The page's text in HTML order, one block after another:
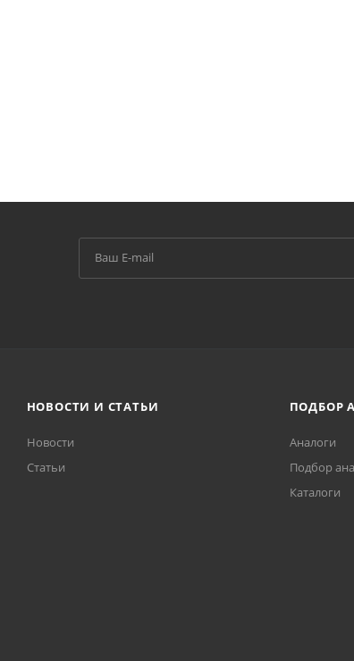
НОВОСТИ И СТАТЬИ
Новости
Статьи
ПОДБОР
Аналоги
Подбор
Каталоги